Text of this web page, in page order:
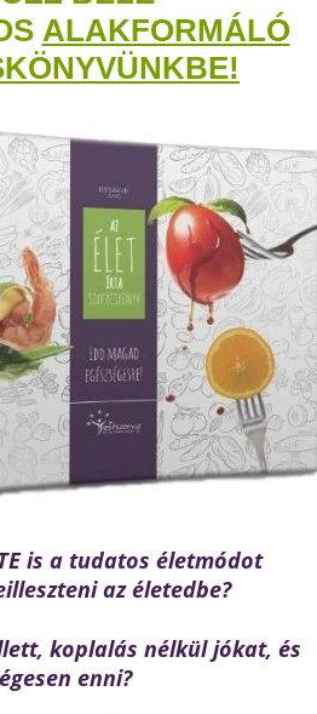
ALAKFORMÁLÓ
is a tudatos életmódot
az életedbe?
koplalás nélkül jókat, és
enni?